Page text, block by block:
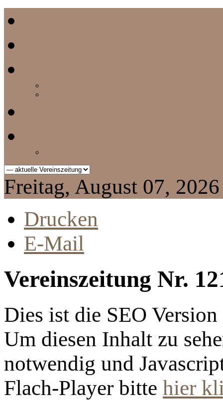
Freitag, August 07, 2026
Drucken
E-Mail
Vereinszeitung Nr.
Dies ist die SEO
Um diesen Inhalt zu
notwendig und
Flach-Player bitte hier